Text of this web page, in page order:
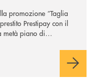
promozione “Taglia
Prestipay con il
metà piano di